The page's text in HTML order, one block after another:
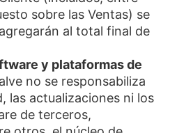
sobre las Ventas) se
al total final de
y plataformas de
no se responsabiliza
las actualizaciones ni los
de terceros,